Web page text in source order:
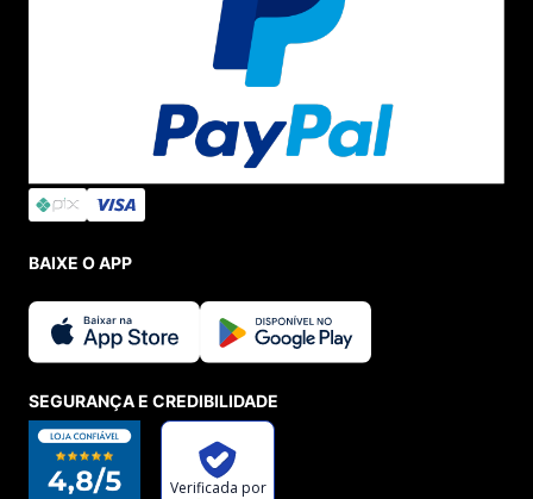
BAIXE O APP
SEGURANÇA E CREDIBILIDADE